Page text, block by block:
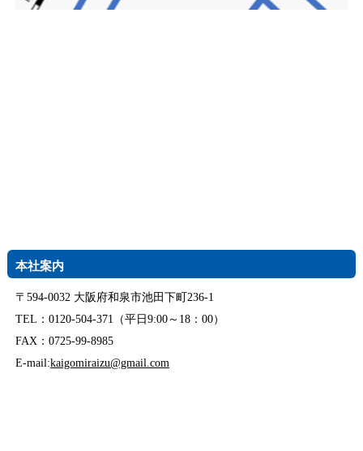
本社案内
〒594-0032 大阪府和泉市池田下町236-1
TEL：0120-504-371（平日9:00～18：00）
FAX：0725-99-8985
E-mail:kaigomiraizu@gmail.com